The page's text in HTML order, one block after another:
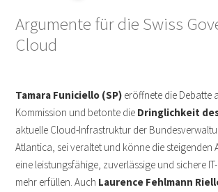
Argumente für die Swiss
Cloud
Tamara Funiciello (SP) eröffnete die Debatte
Kommission und betonte die Dringlichkeit
aktuelle Cloud-Infrastruktur der
Atlantica, sei veraltet und könne die steigenden
eine leistungsfähige, zuverlässige und sichere
mehr erfüllen. Auch Laurence Fehlmann